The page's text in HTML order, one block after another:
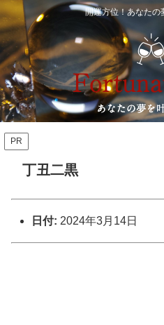
開運方位！あなたの
PR
丁丑二黒
日付: 2024年3月14日